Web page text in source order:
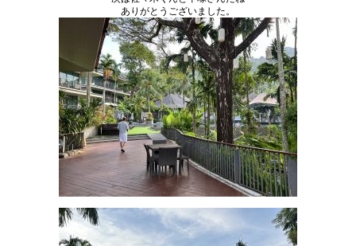
ありがとうございました。